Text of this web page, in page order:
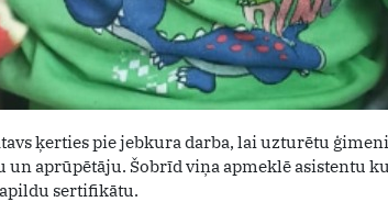
ķerties pie jebkura darba, lai uzturētu
un aprūpētāju. Šobrīd viņa apmeklē asistentu
sertifikātu.